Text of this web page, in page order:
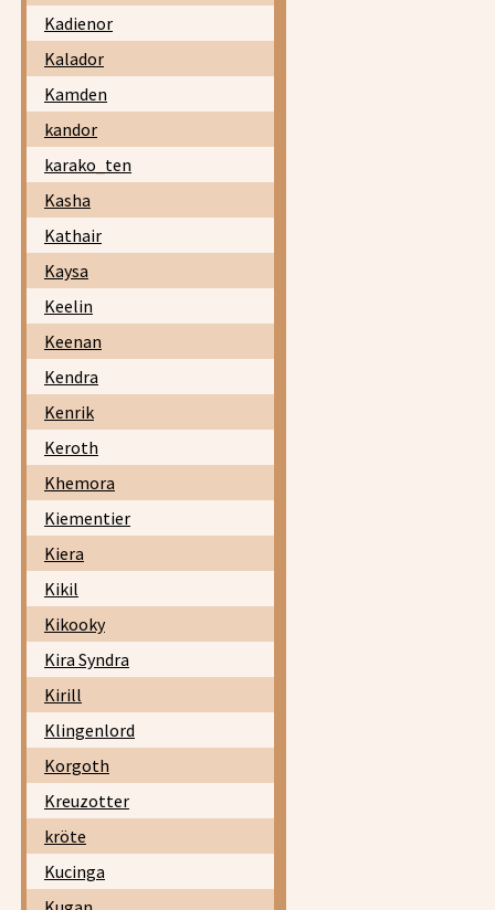
Kadienor
Kalador
Kamden
kandor
karako_ten
Kasha
Kathair
Kaysa
Keelin
Keenan
Kendra
Kenrik
Keroth
Khemora
Kiementier
Kiera
Kikil
Kikooky
Kira Syndra
Kirill
Klingenlord
Korgoth
Kreuzotter
kröte
Kucinga